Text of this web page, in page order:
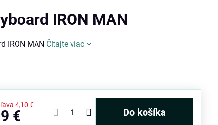
IRON MAN
IRON MAN Čítajte viac
4,10 €
€ Do košíka